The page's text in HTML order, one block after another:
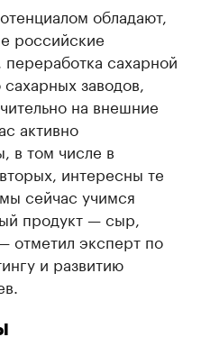
обладают,
российские
сахарной
заводов,
на внешние
активно
в том числе в
интересны те
сейчас учимся
продукт — сыр,
отметил эксперт по
и развитию